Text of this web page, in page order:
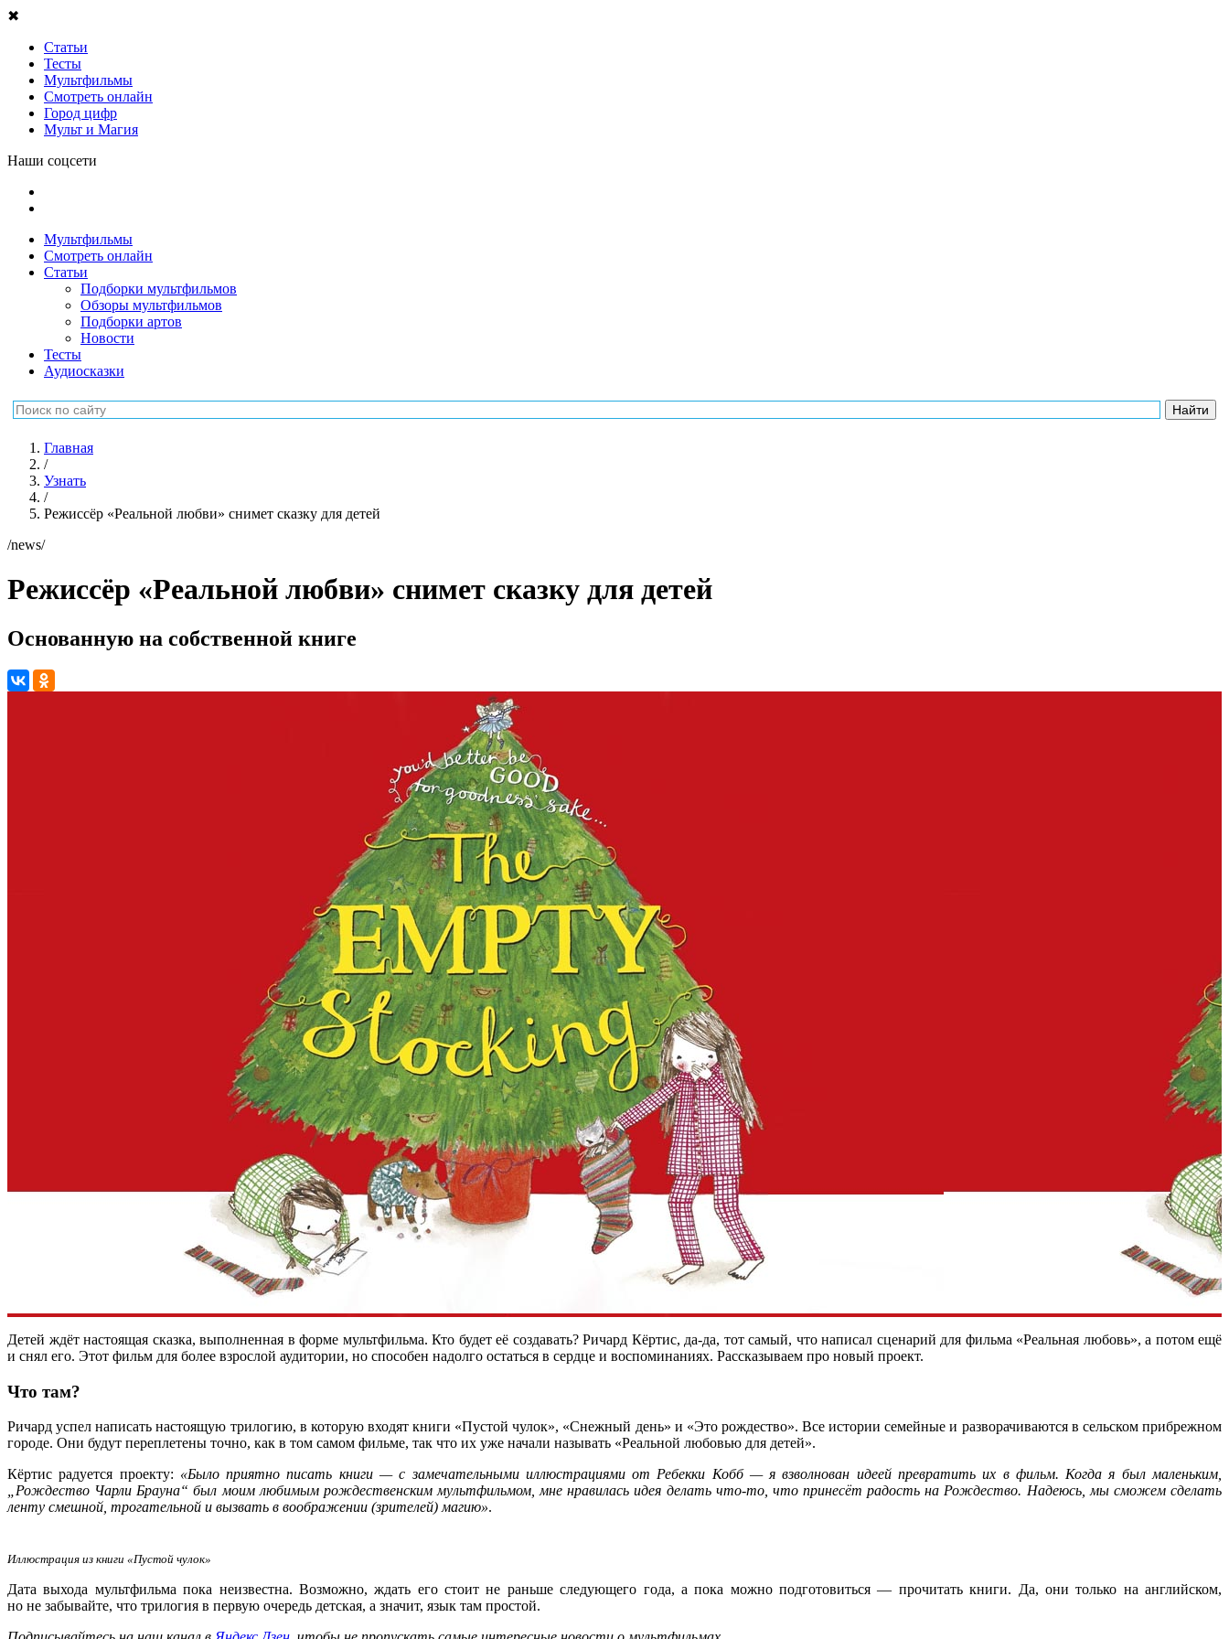
✖
Статьи
Тесты
Мультфильмы
Смотреть онлайн
Город цифр
Мульт и Магия
Наши соцсети
Мультфильмы
Смотреть онлайн
Статьи
Подборки мультфильмов
Обзоры мультфильмов
Подборки артов
Новости
Тесты
Аудиосказки
Главная
/
Узнать
/
Режиссёр «Реальной любви» снимет сказку для детей
/news/
Режиссёр «Реальной любви» снимет сказку для детей
Основанную на собственной книге
Детей ждёт настоящая сказка, выполненная в форме мультфильма. Кто будет её создавать? Ричард Кёртис, да-да, тот самый, что написал сценарий для фильма «Реальная любовь», а потом ещё
и снял его. Этот фильм для более взрослой аудитории, но способен надолго остаться в сердце и воспоминаниях. Рассказываем про новый проект.
Что там?
Ричард успел написать настоящую трилогию, в которую входят книги «Пустой чулок», «Снежный день» и «Это рождество». Все истории семейные и разворачиваются в сельском прибрежном
городе. Они будут переплетены точно, как в том самом фильме, так что их уже начали называть «Реальной любовью для детей».
Кёртис радуется проекту: «Было приятно писать книги — с замечательными иллюстрациями от Ребекки Кобб — я взволнован идеей превратить их в фильм. Когда я был маленьким,
„Рождество Чарли Брауна“ был моим любимым рождественским мультфильмом, мне нравилась идея делать что-то, что принесёт радость на Рождество. Надеюсь, мы сможем сделать
ленту смешной, трогательной и вызвать в воображении (зрителей) магию».
Иллюстрация из книги «Пустой чулок»
Дата выхода мультфильма пока неизвестна. Возможно, ждать его стоит не раньше следующего года, а пока можно подготовиться — прочитать книги. Да, они только на английском,
но не забывайте, что трилогия в первую очередь детская, а значит, язык там простой.